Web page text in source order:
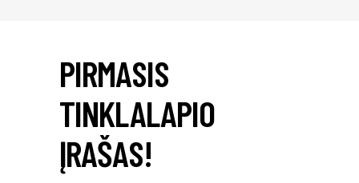
PIRMASIS
TINKLALAPIO
ĮRAŠAS!